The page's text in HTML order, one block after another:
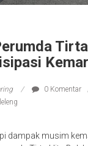
0 Komentar
dampak musim